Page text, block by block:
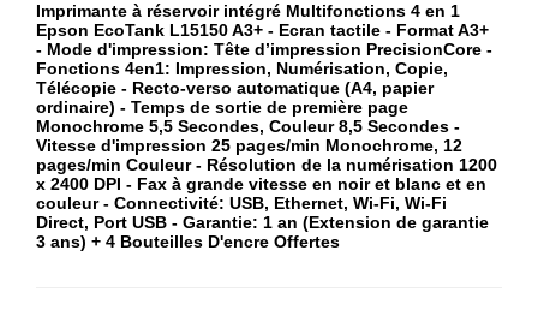
Imprimante à réservoir intégré Multifonctions 4 en 1
Epson EcoTank L15150 A3+ - Ecran tactile - Format A3+
- Mode d'impression: Tête d’impression PrecisionCore -
Fonctions 4en1: Impression, Numérisation, Copie,
Télécopie - Recto-verso automatique (A4, papier
ordinaire) - Temps de sortie de première page
Monochrome 5,5 Secondes, Couleur 8,5 Secondes -
Vitesse d'impression 25 pages/min Monochrome, 12
pages/min Couleur - Résolution de la numérisation 1200
x 2400 DPI - Fax à grande vitesse en noir et blanc et en
couleur - Connectivité: USB, Ethernet, Wi-Fi, Wi-Fi
Direct, Port USB - Garantie: 1 an (Extension de garantie
3 ans) + 4 Bouteilles D'encre Offertes